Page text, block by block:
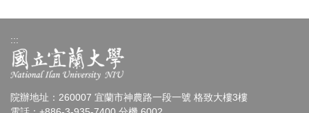
:::
院辦地址：260007 宜蘭市神農路一段一號 格致大樓3樓